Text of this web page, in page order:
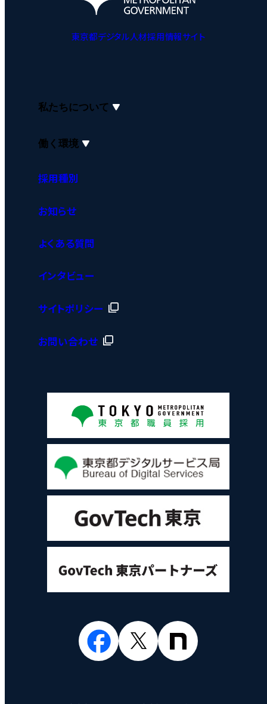
東京都デジタル人材採用情報サイト
私たちについて
働く環境
採用種別
お知らせ
よくある質問
インタビュー
サイトポリシー
お問い合わせ